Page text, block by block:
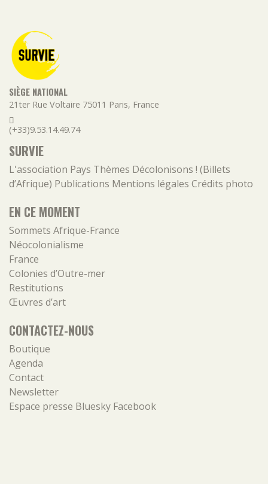
SIÈGE NATIONAL
21ter Rue Voltaire 75011 Paris, France
(+33)9.53.14.49.74
SURVIE
L'association Pays Thèmes Décolonisons ! (Billets
d’Afrique) Publications Mentions légales Crédits photo
EN CE MOMENT
Sommets Afrique-France
Néocolonialisme
France
Colonies d’Outre-mer
Restitutions
Œuvres d’art
CONTACTEZ-NOUS
Boutique
Agenda
Contact
Newsletter
Espace presse Bluesky Facebook